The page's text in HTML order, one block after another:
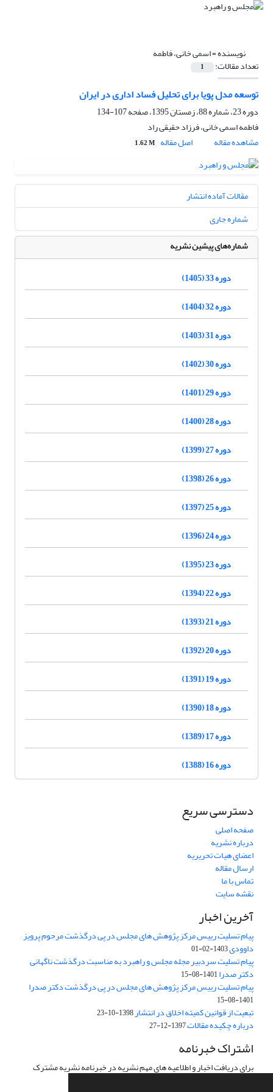
نویسنده =اسمی خانی، فاطمه
تعداد مقالات: 1
توسعه مدل پویا برای تحلیل فساد اداری در ایران
دوره 23، شماره 88، زمستان 1395، صفحه
107-134
فاطمه اسمی خانی، فرزاد حقیقی راد
مشاهده مقاله
اصل مقاله 1.62 M
مقالات آماده انتشار
شماره جاری
شماره‌های پیشین نشریه
دوره 33 (1405)
دوره 32 (1404)
دوره 31 (1403)
دوره 30 (1402)
دوره 29 (1401)
دوره 28 (1400)
دوره 27 (1399)
دوره 26 (1398)
دوره 25 (1397)
دوره 24 (1396)
دوره 23 (1395)
دوره 22 (1394)
دوره 21 (1393)
دوره 20 (1392)
دوره 19 (1391)
دوره 18 (1390)
دوره 17 (1389)
دوره 16 (1388)
دسترسی سریع
صفحه اصلی
درباره نشریه
اعضای هیات تحریریه
ارسال مقاله
تماس با ما
نقشه سایت
آخرین اخبار
پیام تسلیت رییس مرکز پژوهش های مجلس در پی درگذشت مرحوم پرویز
داوودی1403-02-01
پیام تسلیت سردبیر مجله مجلس و راهبرد به مناسبت درگذشت ناگهانی
دکتر صدرا1401-08-15
پیام تسلیت رییس مرکز پژوهش های مجلس در پی درگذشت دکتر صدرا
1401-08-15
تبعیت از قوانین کمیته اخلاق در انتشار1398-10-23
درباره چکیده مقالات1397-12-27
اشتراک خبرنامه
برای دریافت اخبار و اطلاعیه های مهم نشریه در خبرنامه نشریه مشترک